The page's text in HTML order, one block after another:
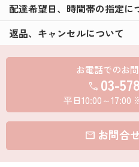
配達希望日、時間帯の指定に
返品、キャンセルについて
お電話でのお
call 03-
平日10:00～17:00
mail お問合